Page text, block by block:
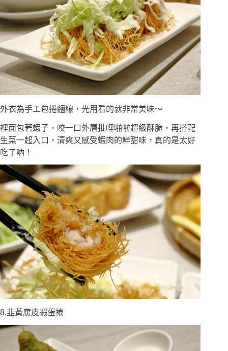
外衣為手工包捲麵線，光用看的就非常美味〜
裡面包著蝦子，咬一口外層批哩啪啦超級酥脆，再搭配
生菜一起入口，清爽又感受蝦肉的鮮甜味，真的是太好
吃了吶！
8.韭黃腐皮蝦蛋捲